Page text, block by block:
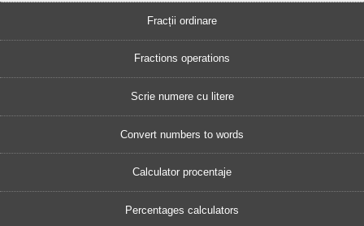
Fracții ordinare
Fractions operations
Scrie numere cu litere
Convert numbers to words
Calculator procentaje
Percentages calculators